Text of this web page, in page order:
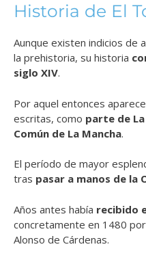
Historia de El
Aunque existen indicios de
la prehistoria, su historia
siglo XIV.
Por aquel entonces
escritas, como parte de
Común de La Mancha.
El período de mayor
tras pasar a manos de la
Años antes había recibido
concretamente en 1480
Alonso de Cárdenas.